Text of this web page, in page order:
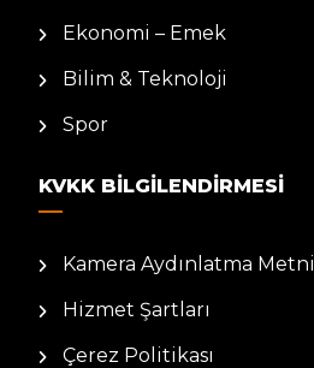
Ekonomi – Emek
Bilim & Teknoloji
Spor
KVKK BILGILENDIRMESI
Kamera Aydınlatma Metni
Hizmet Şartları
Çerez Politikası